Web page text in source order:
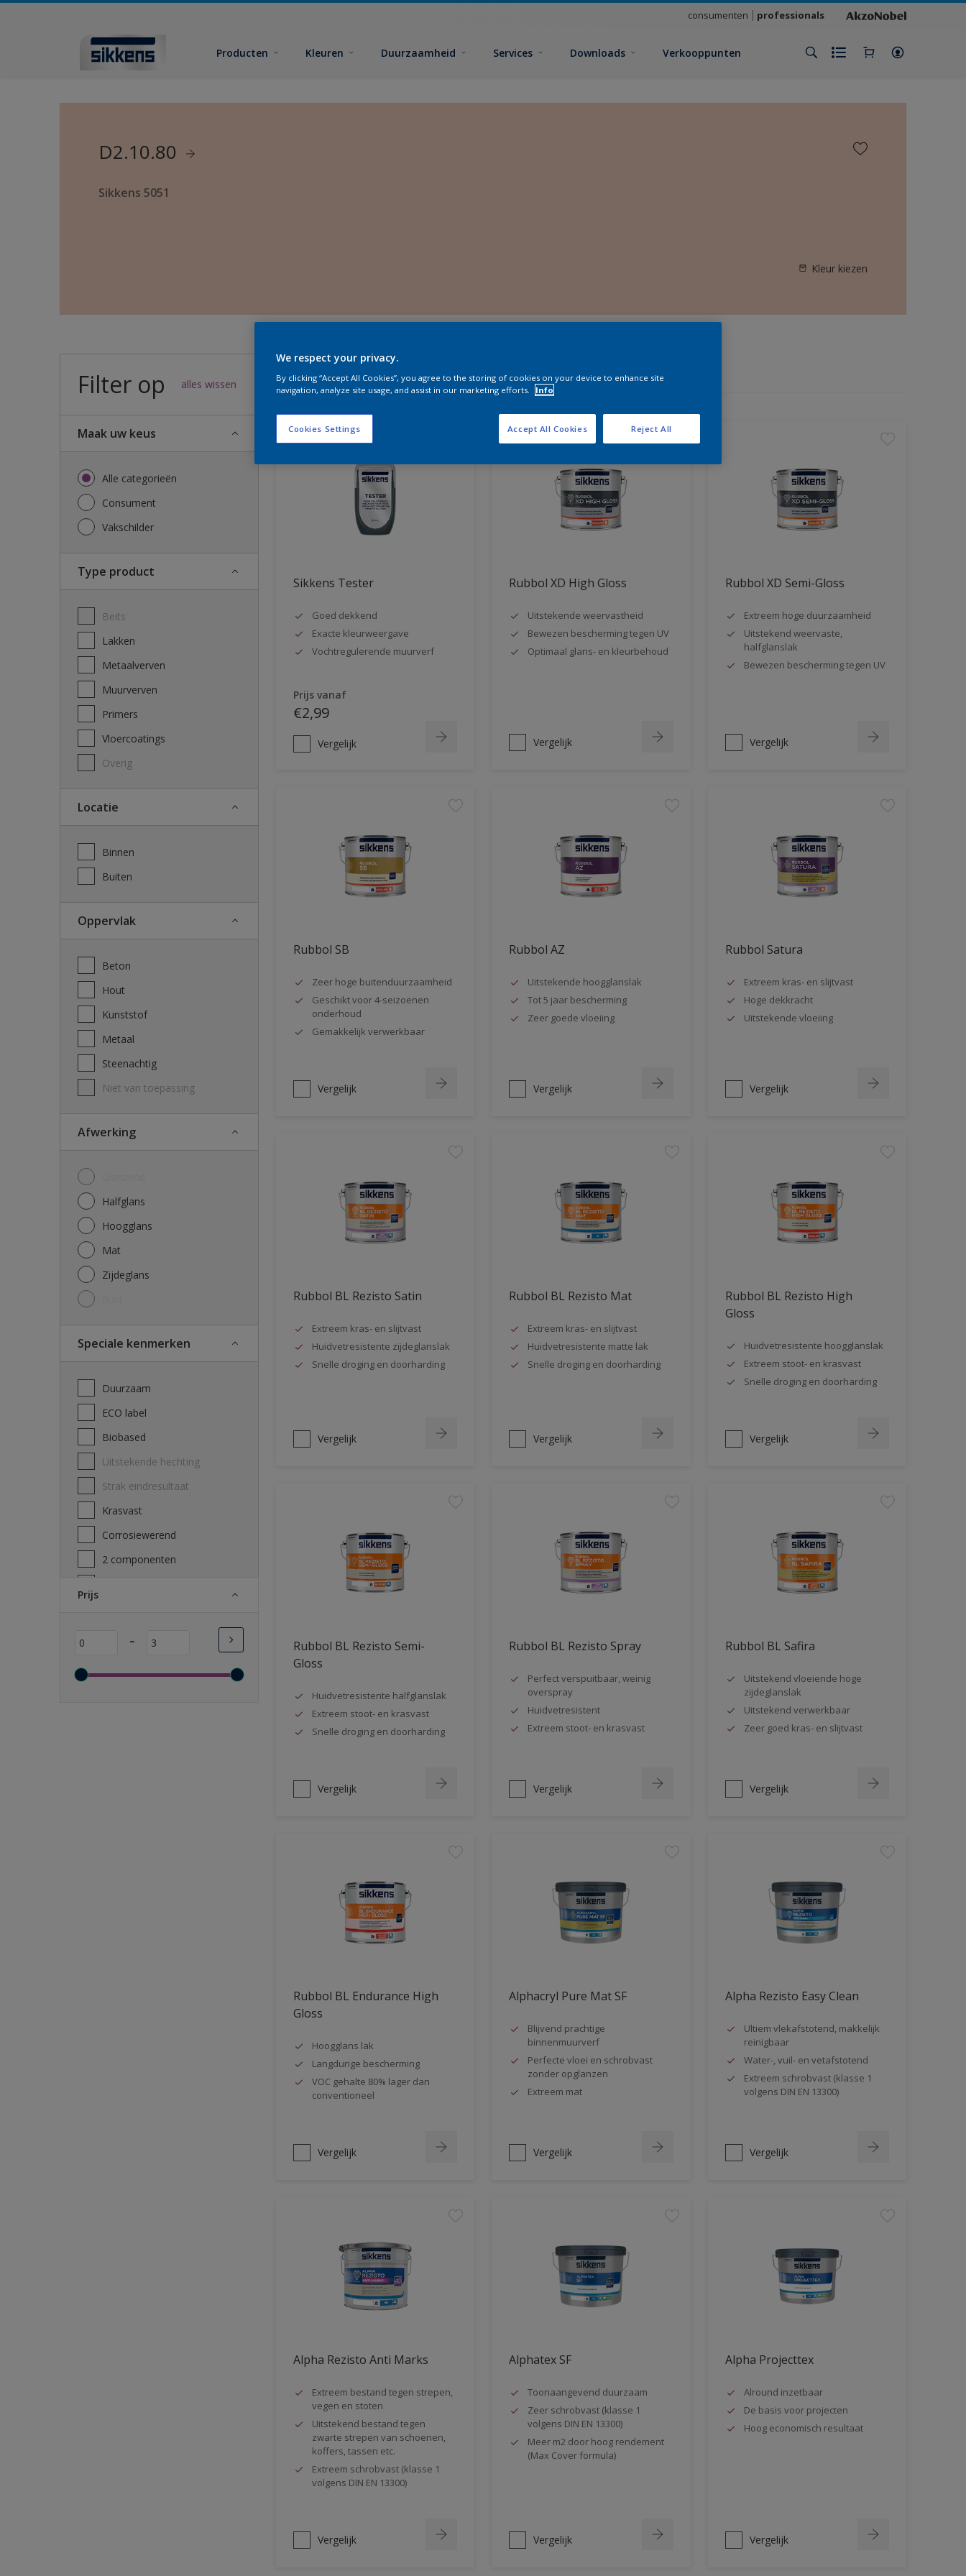
consumenten professionals
Producten Kleuren Duurzaamheid Services Downloads Verkooppunten
D2.10.80
Sikkens 5051
Kleur kiezen
Filter op alles wissen
Maak uw keus
Alle categorieën
Consument
Vakschilder
Type product
Beits
Lakken
Metaalverven
Muurverven
Primers
Vloercoatings
Overig
Locatie
Binnen
Buiten
Oppervlak
Beton
Hout
Kunststof
Metaal
Steenachtig
Niet van toepassing
Afwerking
Halfglans
Hoogglans
Mat
Zijdeglans
Speciale kenmerken
Duurzaam
ECO label
Biobased
Uitstekende hechting
Strak eindresultaat
Krasvast
Corrosiewerend
2 componenten
Wasbaar
Sneldrogend
Prijs
-
57resultaten voor jou
Sikkens Tester
Goed dekkend
Exacte kleurweergave
Vochtregulerende muurverf
Prijs vanaf
€2,99
Vergelijk
Rubbol XD High Gloss
Uitstekende weervastheid
Bewezen bescherming tegen UV
Optimaal glans- en kleurbehoud
Vergelijk
Rubbol XD Semi-Gloss
Extreem hoge duurzaamheid
Uitstekend weervaste,
halfglanslak
Bewezen bescherming tegen UV
Vergelijk
Rubbol SB
Zeer hoge buitenduurzaamheid
Geschikt voor 4-seizoenen
onderhoud
Gemakkelijk verwerkbaar
Vergelijk
Rubbol AZ
Uitstekende hoogglanslak
Tot 5 jaar bescherming
Zeer goede vloeiing
Vergelijk
Rubbol Satura
Extreem kras- en slijtvast
Hoge dekkracht
Uitstekende vloeiing
Vergelijk
Rubbol BL Rezisto Satin
Extreem kras- en slijtvast
Huidvetresistente zijdeglanslak
Snelle droging en doorharding
Vergelijk
Rubbol BL Rezisto Mat
Extreem kras- en slijtvast
Huidvetresistente matte lak
Snelle droging en doorharding
Vergelijk
Rubbol BL Rezisto High
Gloss
Huidvetresistente hoogglanslak
Extreem stoot- en krasvast
Snelle droging en doorharding
Vergelijk
Rubbol BL Rezisto Semi-
Gloss
Huidvetresistente halfglanslak
Extreem stoot- en krasvast
Snelle droging en doorharding
Vergelijk
Rubbol BL Rezisto Spray
Perfect verspuitbaar, weinig
overspray
Huidvetresistent
Extreem stoot- en krasvast
Vergelijk
Rubbol BL Safira
Uitstekend vloeiende hoge
zijdeglanslak
Uitstekend verwerkbaar
Zeer goed kras- en slijtvast
Vergelijk
Rubbol BL Endurance High
Gloss
Hoogglans lak
Langdurige bescherming
VOC gehalte 80% lager dan
conventioneel
Vergelijk
Alphacryl Pure Mat SF
Blijvend prachtige
binnenmuurverf
Perfecte vloei en schrobvast
zonder opglanzen
Extreem mat
Vergelijk
Alpha Rezisto Easy Clean
Ultiem vlekafstotend, makkelijk
reinigbaar
Water-, vuil- en vetafstotend
Extreem schrobvast (klasse 1
volgens DIN EN 13300)
Vergelijk
Alpha Rezisto Anti Marks
Extreem bestand tegen strepen,
vegen en stoten
Uitstekend bestand tegen
zwarte strepen van schoenen,
koffers, tassen etc.
Extreem schrobvast (klasse 1
volgens DIN EN 13300)
Vergelijk
Alphatex SF
Toonaangevend duurzaam
Zeer schrobvast (klasse 1
volgens DIN EN 13300)
Meer m2 door hoog rendement
(Max Cover formula)
Vergelijk
Alpha Projecttex
Alround inzetbaar
De basis voor projecten
Hoog economisch resultaat
Vergelijk
We respect your privacy.
By clicking “Accept All Cookies”, you agree to the storing of cookies on your device to enhance site
navigation, analyze site usage, and assist in our marketing efforts.
Info
Cookies Settings Reject All
Accept All Cookies